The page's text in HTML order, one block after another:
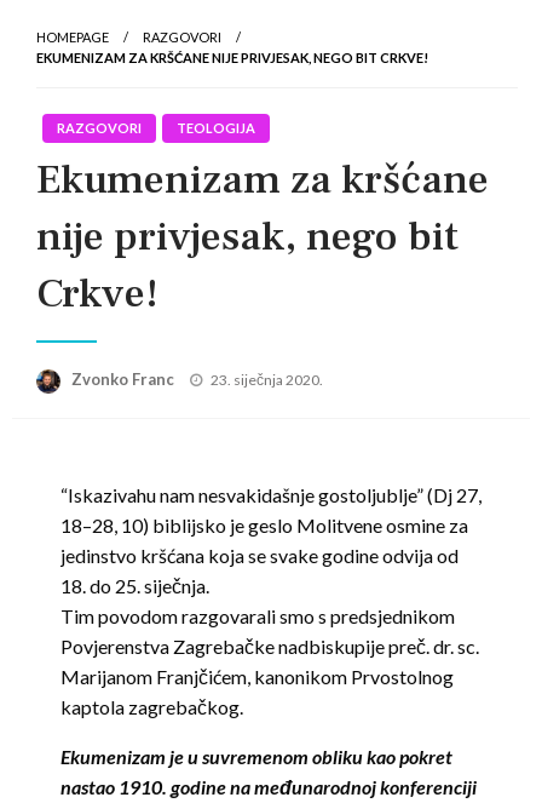
HOMEPAGE
RAZGOVORI
EKUMENIZAM ZA KRŠĆANE NIJE PRIVJESAK, NEGO BIT CRKVE!
RAZGOVORI TEOLOGIJA
Ekumenizam za kršćane
nije privjesak, nego bit
Crkve!
Zvonko Franc
Posted
23. siječnja 2020.
“Iskazivahu nam nesvakidašnje gostoljublje” (Dj 27,
18–28, 10) biblijsko je geslo Molitvene osmine za
jedinstvo kršćana koja se svake godine odvija od
18. do 25. siječnja.
Tim povodom razgovarali smo s predsjednikom
Povjerenstva Zagrebačke nadbiskupije preč. dr. sc.
Marijanom Franjčićem, kanonikom Prvostolnog
kaptola zagrebačkog.
Ekumenizam je u suvremenom obliku kao pokret
nastao 1910. godine na međunarodnoj konferenciji